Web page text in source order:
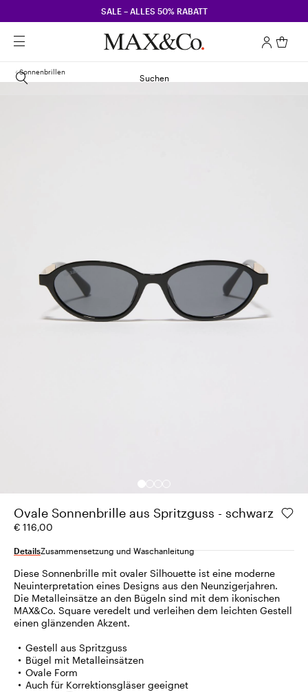
SALE – ALLES 50% RABATT
Suchen
Sonnenbrillen
Ovale Sonnenbrille aus Spritzguss - schwarz
€ 116,00
DetailsZusammensetzung und Waschanleitung
Diese Sonnenbrille mit ovaler Silhouette ist eine moderne
Neuinterpretation eines Designs aus den Neunzigerjahren.
Die Metalleinsätze an den Bügeln sind mit dem ikonischen
MAX&Co. Square veredelt und verleihen dem leichten Gestell
einen glänzenden Akzent.
Gestell aus Spritzguss
Bügel mit Metalleinsätzen
Ovale Form
Auch für Korrektionsgläser geeignet